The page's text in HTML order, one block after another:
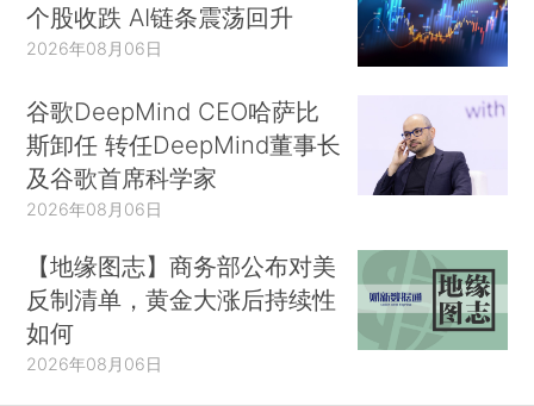
个股收跌 AI链条震荡回升
2026年08月06日
谷歌DeepMind CEO哈萨比
斯卸任 转任DeepMind董事长
及谷歌首席科学家
2026年08月06日
【地缘图志】商务部公布对美
反制清单，黄金大涨后持续性
如何
2026年08月06日